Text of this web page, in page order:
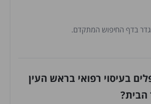
מגדר בדף החיפוש המתקדם.
בעיסוי רפואי בראש העין
הבית?